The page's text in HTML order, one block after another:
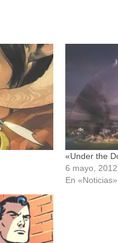
«Under the
6 mayo, 2012
En «Noticias»